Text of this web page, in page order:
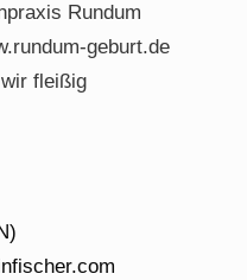
Rundum
geburt.de
fleißig